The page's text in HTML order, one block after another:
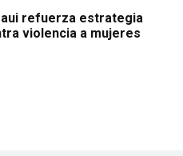
refuerza estrategia
violencia a mujeres